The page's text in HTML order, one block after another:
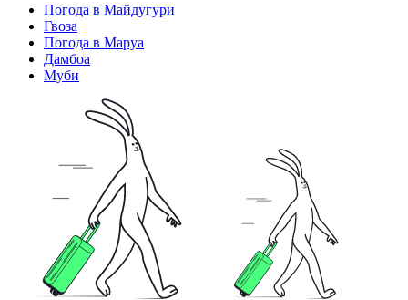
Погода в Майдугури
Гвоза
Погода в Маруа
Дамбоа
Муби